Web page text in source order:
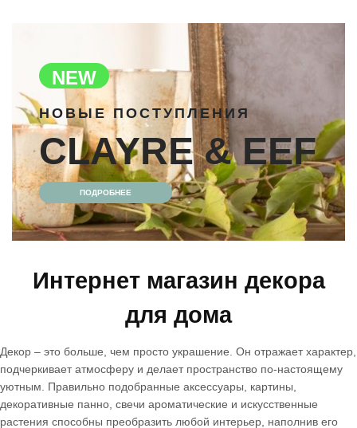
NEW
НОВЫЕ ПОСТУПЛЕНИЯ
CLAYRE & EEF
ПОДРОБНЕЕ
Интернет магазин декора
для дома
Декор – это больше, чем просто украшение. Он отражает характер,
подчеркивает атмосферу и делает пространство по-настоящему
уютным. Правильно подобранные аксессуары, картины,
декоративные панно, свечи ароматические и искусственные
растения способны преобразить любой интерьер, наполнив его